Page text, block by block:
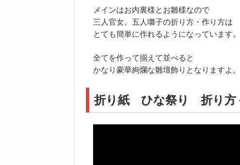
メインはお内裏様とお雛様なので
三人官女、五人囃子の折り方・作り方は
とても簡単に作れるようになっています。
全てを作って揃えて並べると
かなり豪華絢爛な雛壇飾りとなりますよ。
折り紙 ひな祭り 折り方